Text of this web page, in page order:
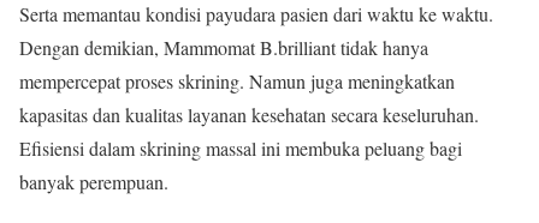
Serta memantau kondisi payudara pasien dari waktu ke waktu.
Dengan demikian, Mammomat B.brilliant tidak hanya
mempercepat proses skrining. Namun juga meningkatkan
kapasitas dan kualitas layanan kesehatan secara keseluruhan.
Efisiensi dalam skrining massal ini membuka peluang bagi
banyak perempuan.